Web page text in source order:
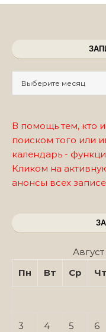
В помощь тем, кто
поиском того или
календарь -
Кликом на
анонсы всех
Пн
Вт Ср Чт
3 4 5 6